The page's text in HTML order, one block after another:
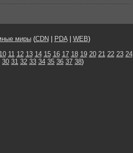
миры(CDN| PDA| WEB)
10 11 12 13 14 15 16 17 18 19 20 21 22 23 24
30 31 32 33 34 35 36 37 38)